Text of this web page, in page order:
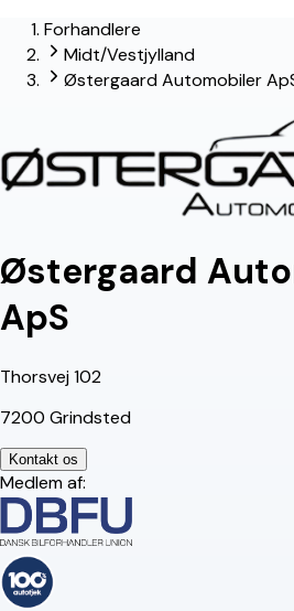
lead-forhandler
Forhandlere
Midt/Vestjylland
Østergaard Automobiler
Østergaard
ApS
Thorsvej 102
7200 Grindsted
Kontakt os
Medlem af: